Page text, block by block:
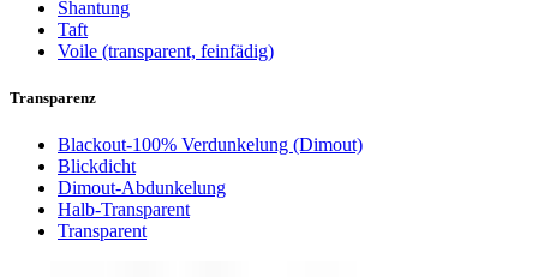
Shantung
Taft
Voile (transparent, feinfädig)
Transparenz
Blackout-100% Verdunkelung (Dimout)
Blickdicht
Dimout-Abdunkelung
Halb-Transparent
Transparent